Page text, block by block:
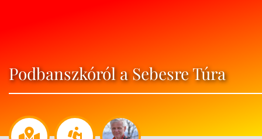
Podbanszkóról a Sebesre Túra